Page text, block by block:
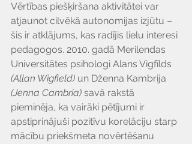
Vērtības piešķiršana aktivitātei var
atjaunot cilvēkā autonomijas izjūtu –
šis ir atklājums, kas radījis lielu interesi
pedagogos. 2010. gadā Merilendas
Universitātes psihologi Alans Vigfīlds
(Allan Wigfield) un Dženna Kambrija
(Jenna Cambria) savā rakstā
pieminēja, ka vairāki pētījumi ir
apstiprinājuši pozitīvu korelāciju starp
mācību priekšmeta novērtēšanu